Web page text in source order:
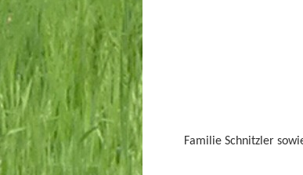
Familie Schnitzler